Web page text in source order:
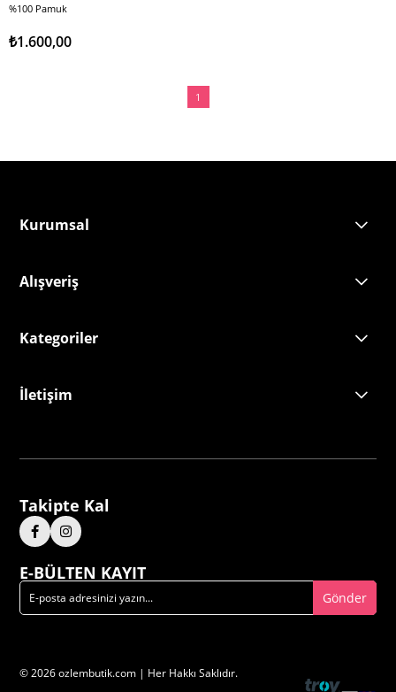
%100 Pamuk
₺1.600,00
1
Kurumsal
Alışveriş
Kategoriler
İletişim
Takipte Kal
E-BÜLTEN KAYIT
Gönder
© 2026 ozlembutik.com | Her Hakkı Saklıdır.